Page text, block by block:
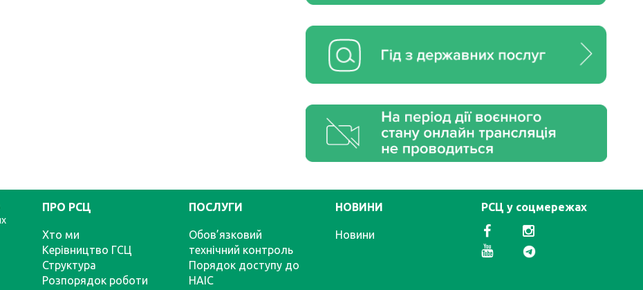
ПРО РСЦ
Хто ми
Керівництво ГСЦ
Структура
Розпорядок роботи
ПОСЛУГИ
Обов’язковий
технічний контроль
Порядок доступу до
НАІС
НОВИНИ
Новини
РСЦ у соцмережах